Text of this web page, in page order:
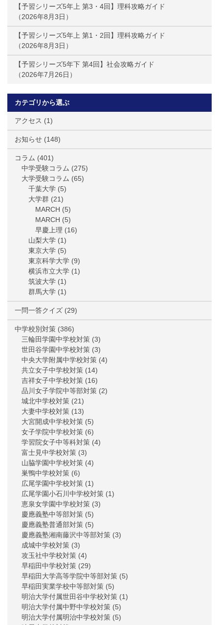
【予習シリーズ5年上 第3・4回】理科攻略ガイド
2026年8月3日
【予習シリーズ5年上 第1・2回】理科攻略ガイド
2026年8月3日
【予習シリーズ5年下 第4回】社会攻略ガイド
2026年7月26日
カテゴリから選ぶ
アクセス (1)
お知らせ (148)
コラム (401)
中学受験コラム (275)
大学受験コラム (65)
千葉大学 (5)
大学群 (21)
MARCH (5)
MARCH (5)
早慶上理 (16)
山梨大学 (1)
東京大学 (5)
東京科学大学 (9)
横浜市立大学 (1)
筑波大学 (1)
群馬大学 (1)
一問一答クイズ (29)
中学校別対策 (386)
三輪田学園中学校対策 (3)
世田谷学園中学校対策 (3)
中央大学附属中学校対策 (4)
共立女子中学校対策 (14)
吉祥女子中学校対策 (16)
品川女子学院中等部対策 (2)
城北中学校対策 (21)
大妻中学校対策 (13)
大宮開成中学校対策 (5)
女子学院中学校対策 (6)
学習院女子中等科対策 (4)
富士見中学校対策 (3)
山脇学園中学校対策 (4)
巣鴨中学校対策 (6)
広尾学園中学校対策 (1)
広尾学園小石川中学校対策 (1)
恵泉女学園中学校対策 (3)
慶應義塾中等部対策 (5)
慶應義塾普通部対策 (5)
慶應義塾湘南藤沢中等部対策 (3)
成城中学校対策 (3)
攻玉社中学校対策 (4)
早稲田中学校対策 (29)
早稲田大学高等学院中等部対策 (5)
早稲田実業学校中等部対策 (5)
明治大学付属世田谷中学校対策 (1)
明治大学付属中野中学校対策 (5)
明治大学付属明治中学校対策 (5)